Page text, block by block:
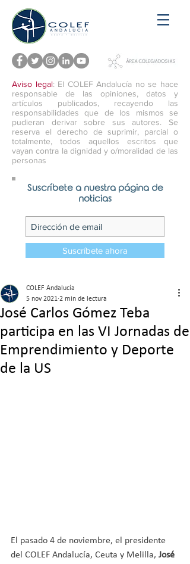
Aviso legal: El COLEF Andalucía no se hace
responsable de las opiniones, datos y
artículos publicados, recayendo las
responsabilidades que de los mismos se
pudieran derivar sobre sus autores. Se
reserva el derecho de suprimir, parcial o
totalmente, todos aquellos escritos que
vayan contra la dignidad y o/moralidad de las
personas
Suscríbete a nuestra página de
noticias
Suscríbete ahora
José Carlos Gómez Teba
participa en las VI Jornadas de
Emprendimiento y Deporte
de la US
COLEF Andalucía
5 nov 2021 2 min de lectura
El pasado 4 de noviembre, el presidente
del COLEF Andalucía, Ceuta y Melilla, José